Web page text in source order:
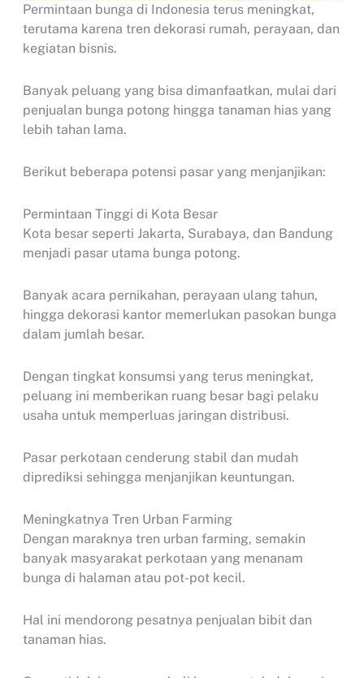
Permintaan bunga di Indonesia terus meningkat,
terutama karena tren dekorasi rumah, perayaan, dan
kegiatan bisnis.
Banyak peluang yang bisa dimanfaatkan, mulai dari
penjualan bunga potong hingga tanaman hias yang
lebih tahan lama.
Berikut beberapa potensi pasar yang menjanjikan:
Permintaan Tinggi di Kota Besar
Kota besar seperti Jakarta, Surabaya, dan Bandung
menjadi pasar utama bunga potong.
Banyak acara pernikahan, perayaan ulang tahun,
hingga dekorasi kantor memerlukan pasokan bunga
dalam jumlah besar.
Dengan tingkat konsumsi yang terus meningkat,
peluang ini memberikan ruang besar bagi pelaku
usaha untuk memperluas jaringan distribusi.
Pasar perkotaan cenderung stabil dan mudah
diprediksi sehingga menjanjikan keuntungan.
Meningkatnya Tren Urban Farming
Dengan maraknya tren urban farming, semakin
banyak masyarakat perkotaan yang menanam
bunga di halaman atau pot-pot kecil.
Hal ini mendorong pesatnya penjualan bibit dan
tanaman hias.